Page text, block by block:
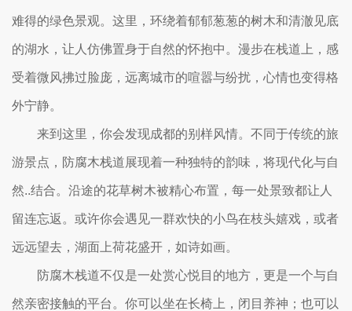
难得的绿色景观。这里，环绕着郁郁葱葱的树木和清澈见底
的湖水，让人仿佛置身于自然的怀抱中。漫步在栈道上，感
受着微风拂过脸庞，远离城市的喧嚣与纷扰，心情也变得格
外宁静。
来到这里，你会发现成都的别样风情。不同于传统的旅
游景点，防腐木栈道展现着一种独特的韵味，将现代化与自
然..结合。沿途的花草树木被精心布置，每一处景致都让人
留连忘返。或许你会遇见一群欢快的小鸟在枝头嬉戏，或者
远远望去，湖面上荷花盛开，如诗如画。
防腐木栈道不仅是一处赏心悦目的地方，更是一个与自
然亲密接触的平台。你可以坐在长椅上，闭目养神；也可以